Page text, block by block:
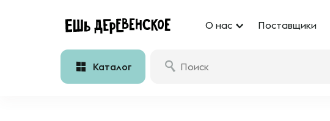
О нас Поставщики
Каталог